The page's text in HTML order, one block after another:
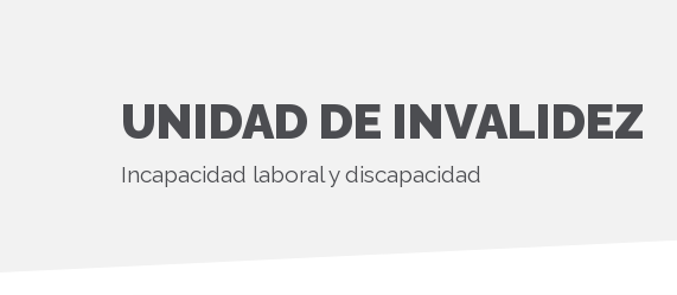
UNIDAD DE INVALIDEZ
Incapacidad laboral y discapacidad